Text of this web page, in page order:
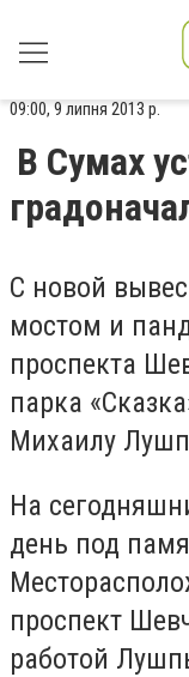
09:00, 9 липня 2013 р.
В Сумах
С новой
мостом и
проспекта
парка
Михаилу
На
день под
проспект
работой